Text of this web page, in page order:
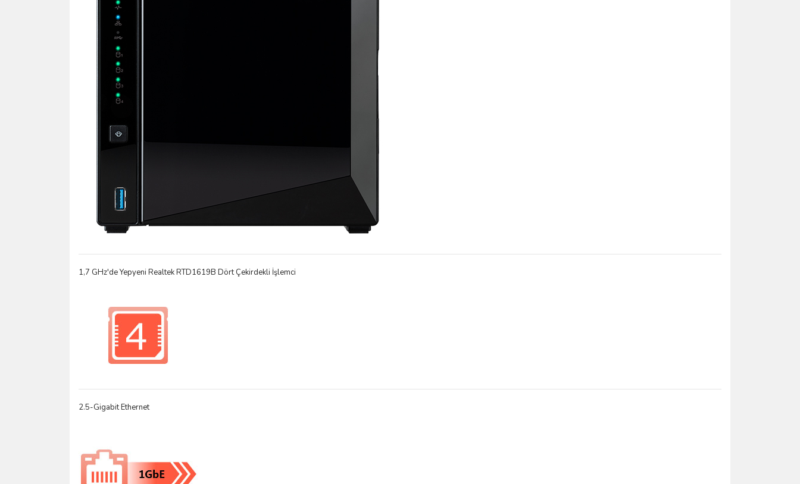
1,7 GHz'de Yepyeni Realtek RTD1619B Dört Çekirdekli İşlemci
2.5-Gigabit Ethernet